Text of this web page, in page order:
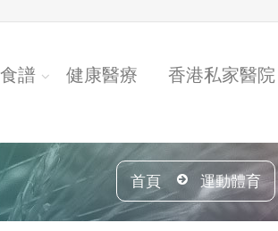
食譜 健康醫療 香港私家醫院
首頁 運動體育